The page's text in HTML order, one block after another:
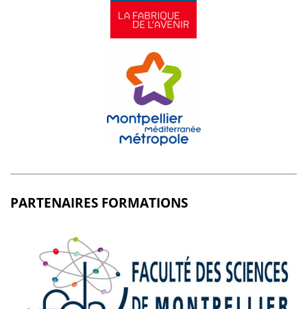
PARTENAIRES FORMATIONS